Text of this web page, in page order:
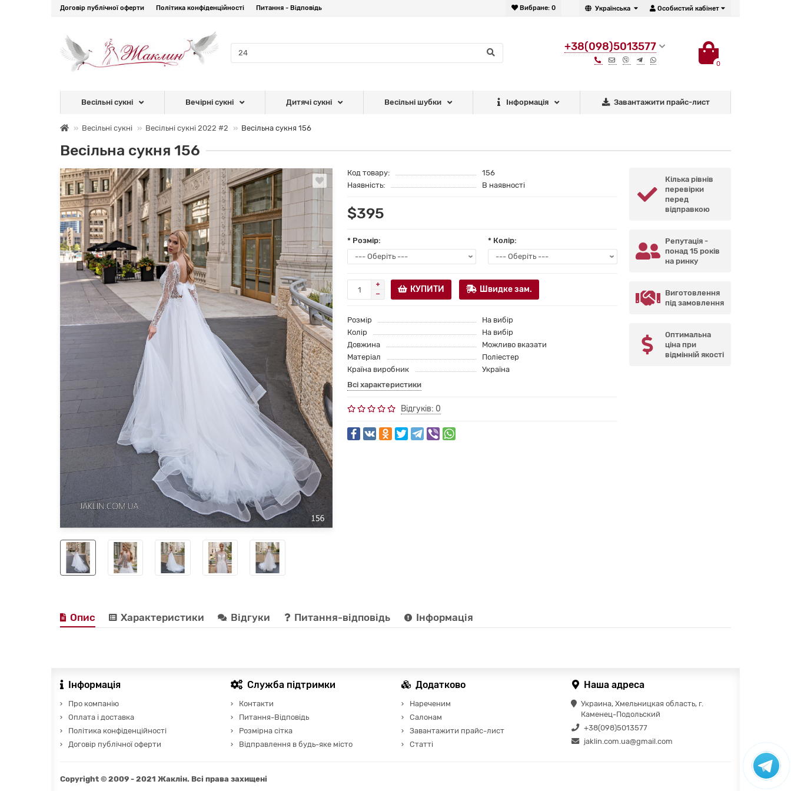
Особистий кабінет
Українська
Вибране: 0
Договір публічної оферти Політика конфіденційності Питання - Відповідь
+38(098)5013577
0
Весільні сукні Вечірні сукні Дитячі сукні Весільні шубки Інформація Завантажити прайс-лист
Весільні сукні Весільні сукні 2022 #2 Весільна сукня 156
Весільна сукня 156
Код товару:
156
Наявність:
В наявності
$395
* Розмір: * Колір:
КУПИТИ Швидке зам.
Розмір
На вибір
Колір
На вибір
Довжина
Можливо вказати
Матеріал
Поліестер
Країна виробник
Україна
Всі характеристики
Відгуків: 0
Кілька рівнів
перевірки
перед
відправкою
Репутація -
понад 15 років
на ринку
Виготовлення
під замовлення
Оптимальна
ціна при
відмінній якості
Опис Характеристики Відгуки Питання-відповідь Інформація
Інформація
Про компанію
Оплата і доставка
Політика конфіденційності
Договір публічної оферти
Служба підтримки
Контакти
Питання-Відповідь
Розмірна сітка
Відправлення в будь-яке місто
Додатково
Нареченим
Салонам
Завантажити прайс-лист
Статті
Наша адреса
Украина, Хмельницкая область, г.
Каменец-Подольский
+38(098)5013577
jaklin.com.ua@gmail.com
Copyright © 2009 - 2021 Жаклін. Всі права захищені